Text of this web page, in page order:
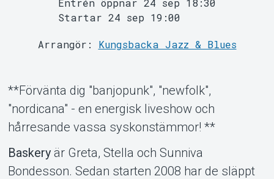
Support
Entrén öppnar 24 sep 18:30
Startar 24 sep 19:00
Arrangör: Kungsbacka Jazz & Blues
**Förvänta dig "banjopunk", "newfolk",
"nordicana" - en energisk liveshow och
hårresande vassa syskonstämmor! **
Baskeryär Greta, Stella och Sunniva
Bondesson. Sedan starten 2008 har de släppt